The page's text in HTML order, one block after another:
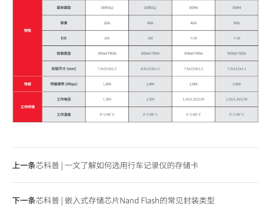
上一条芯科普 | 一文了解如何选用行车记录仪的存储卡
下一条芯科普 | 嵌入式存储芯片Nand Flash的常见封装类型